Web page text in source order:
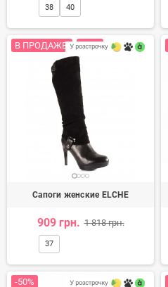
38 40
В ПРОДАЖЕ! -50%
Сапоги женские ELCHE
909 грн. 1 818 грн.
37
-50%